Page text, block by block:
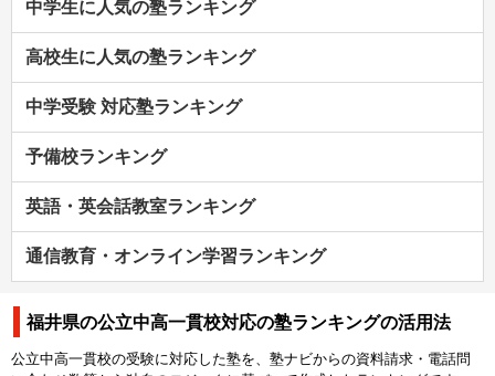
中学生に人気の塾ランキング
高校生に人気の塾ランキング
中学受験 対応塾ランキング
予備校ランキング
英語・英会話教室ランキング
通信教育・オンライン学習ランキング
福井県の公立中高一貫校対応の塾ランキングの活用法
公立中高一貫校の受験に対応した塾を、塾ナビからの資料請求・電話問